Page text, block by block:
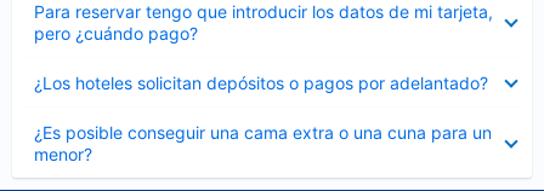
Para reservar tengo que introducir los datos de mi tarjeta,
pero ¿cuándo pago?
cerrado
¿Los hoteles solicitan depósitos o pagos por adelantado?
cerrado
¿Es posible conseguir una cama extra o una cuna para un
menor?
cerrado